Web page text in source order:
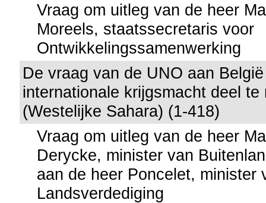
Vraag om uitleg van de heer
Moreels, staatssecretaris voor
Ontwikkelingssamenwerking
De vraag van de UNO aan
internationale krijgsmacht deel te
(Westelijke Sahara) (1-418)
Vraag om uitleg van de heer
Derycke, minister van
aan de heer Poncelet, minister
Landsverdediging